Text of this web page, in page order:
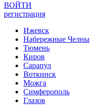
ВОЙТИ
регистрация
Ижевск
Набережные Челны
Тюмень
Киров
Сарапул
Воткинск
Можга
Симферополь
Глазов